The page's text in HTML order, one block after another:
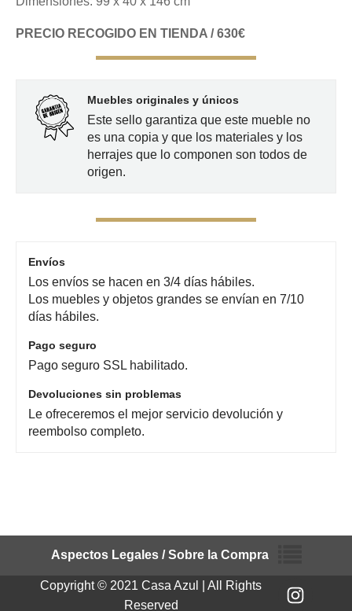
PRECIO RECOGIDO EN TIENDA / 630€
Muebles originales y únicos
Este sello garantiza que este mueble no
es una copia y que los materiales y los
herrajes que lo componen son todos de
origen.
Envíos
Los envíos se hacen en 3/4 días hábiles.
Los muebles y objetos grandes se envían en 7/10
días hábiles.
Pago seguro
Pago seguro SSL habilitado.
Devoluciones sin problemas
Le ofreceremos el mejor servicio devolución y
reembolso completo.
Aspectos Legales / Sobre la Compra
Copyright © 2021 Casa Azul | All Rights
Reserved